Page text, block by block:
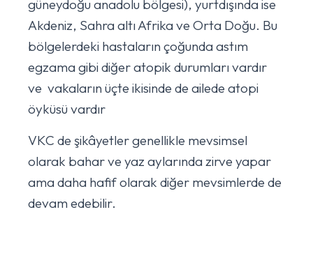
güneydoğu anadolu bölgesi), yurtdışında ise
Akdeniz, Sahra altı Afrika ve Orta Doğu. Bu
bölgelerdeki hastaların çoğunda astım
egzama gibi diğer atopik durumları vardır
ve vakaların üçte ikisinde de ailede atopi
öyküsü vardır
VKC de şikâyetler genellikle mevsimsel
olarak bahar ve yaz aylarında zirve yapar
ama daha hafif olarak diğer mevsimlerde de
devam edebilir.